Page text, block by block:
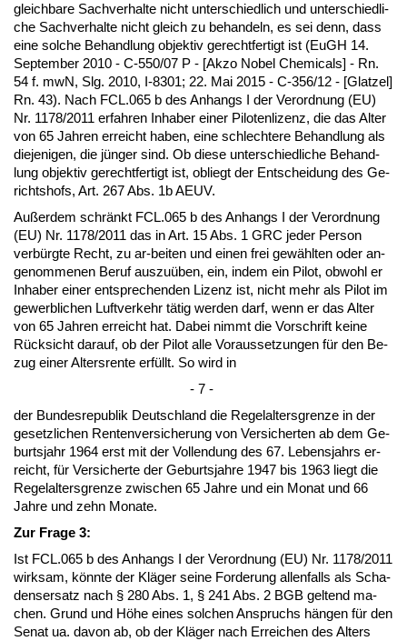
gleich­ba­re Sach­ver­hal­te nicht un­ter­schied­lich und un­ter­schied­li­
che Sach­ver­hal­te nicht gleich zu be­han­deln, es sei denn, dass
ei­ne sol­che Be­hand­lung ob­jek­tiv ge­recht­fer­tigt ist (EuGH 14.
Sep­tem­ber 2010 - C-550/07 P - [Ak­zo No­bel Che­mi­cals] - Rn.
54 f. mwN, Slg. 2010, I-8301; 22. Mai 2015 - C-356/12 - [Glat­zel]
Rn. 43). Nach FCL.065 b des An­hangs I der Ver­ord­nung (EU)
Nr. 1178/2011 er­fah­ren In­ha­ber ei­ner Pi­lo­ten­li­zenz, die das Al­ter
von 65 Jah­ren er­reicht ha­ben, ei­ne schlech­te­re Be­hand­lung als
die­je­ni­gen, die jünger sind. Ob die­se un­ter­schied­li­che Be­hand­
lung ob­jek­tiv ge­recht­fer­tigt ist, ob­liegt der Ent­schei­dung des Ge­
richts­hofs, Art. 267 Abs. 1b AEUV.
Außer­dem schränkt FCL.065 b des An­hangs I der Ver­ord­nung
(EU) Nr. 1178/2011 das in Art. 15 Abs. 1 GRC je­der Per­son
verbürg­te Recht, zu ar-bei­ten und ei­nen frei gewähl­ten oder an­
ge­nom­me­nen Be­ruf aus­zuüben, ein, in­dem ein Pi­lot, ob­wohl er
In­ha­ber ei­ner ent­spre­chen­den Li­zenz ist, nicht mehr als Pi­lot im
ge­werb­li­chen Luft­ver­kehr tätig wer­den darf, wenn er das Al­ter
von 65 Jah­ren er­reicht hat. Da­bei nimmt die Vor­schrift kei­ne
Rück­sicht dar­auf, ob der Pi­lot al­le Vor­aus­set­zun­gen für den Be­
zug ei­ner Al­ters­ren­te erfüllt. So wird in
- 7 -
der Bun­des­re­pu­blik Deutsch­land die Re­gel­al­ters­gren­ze in der
ge­setz­li­chen Ren­ten­ver­si­che­rung von Ver­si­cher­ten ab dem Ge­
burts­jahr 1964 erst mit der Voll­endung des 67. Le­bens­jahrs er­
reicht, für Ver­si­cher­te der Ge­burts­jah­re 1947 bis 1963 liegt die
Re­gel­al­ters­gren­ze zwi­schen 65 Jah­re und ein Mo­nat und 66
Jah­re und zehn Mo­na­te.
Zur Fra­ge 3:
Ist FCL.065 b des An­hangs I der Ver­ord­nung (EU) Nr. 1178/2011
wirk­sam, könn­te der Kläger sei­ne For­de­rung al­len­falls als Scha­
dens­er­satz nach § 280 Abs. 1, § 241 Abs. 2 BGB gel­tend ma­
chen. Grund und Höhe ei­nes sol­chen An­spruchs hängen für den
Se­nat ua. da­von ab, ob der Kläger nach Er­rei­chen des Al­ters